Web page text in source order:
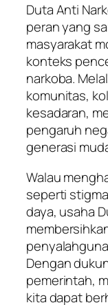
Duta Anti
peran yang
masyarakat
konteks
narkoba.
komunitas,
kesadaran,
pengaruh
generasi
Walau
seperti
daya, usaha
Dengan
pemerintah,
kita dapat